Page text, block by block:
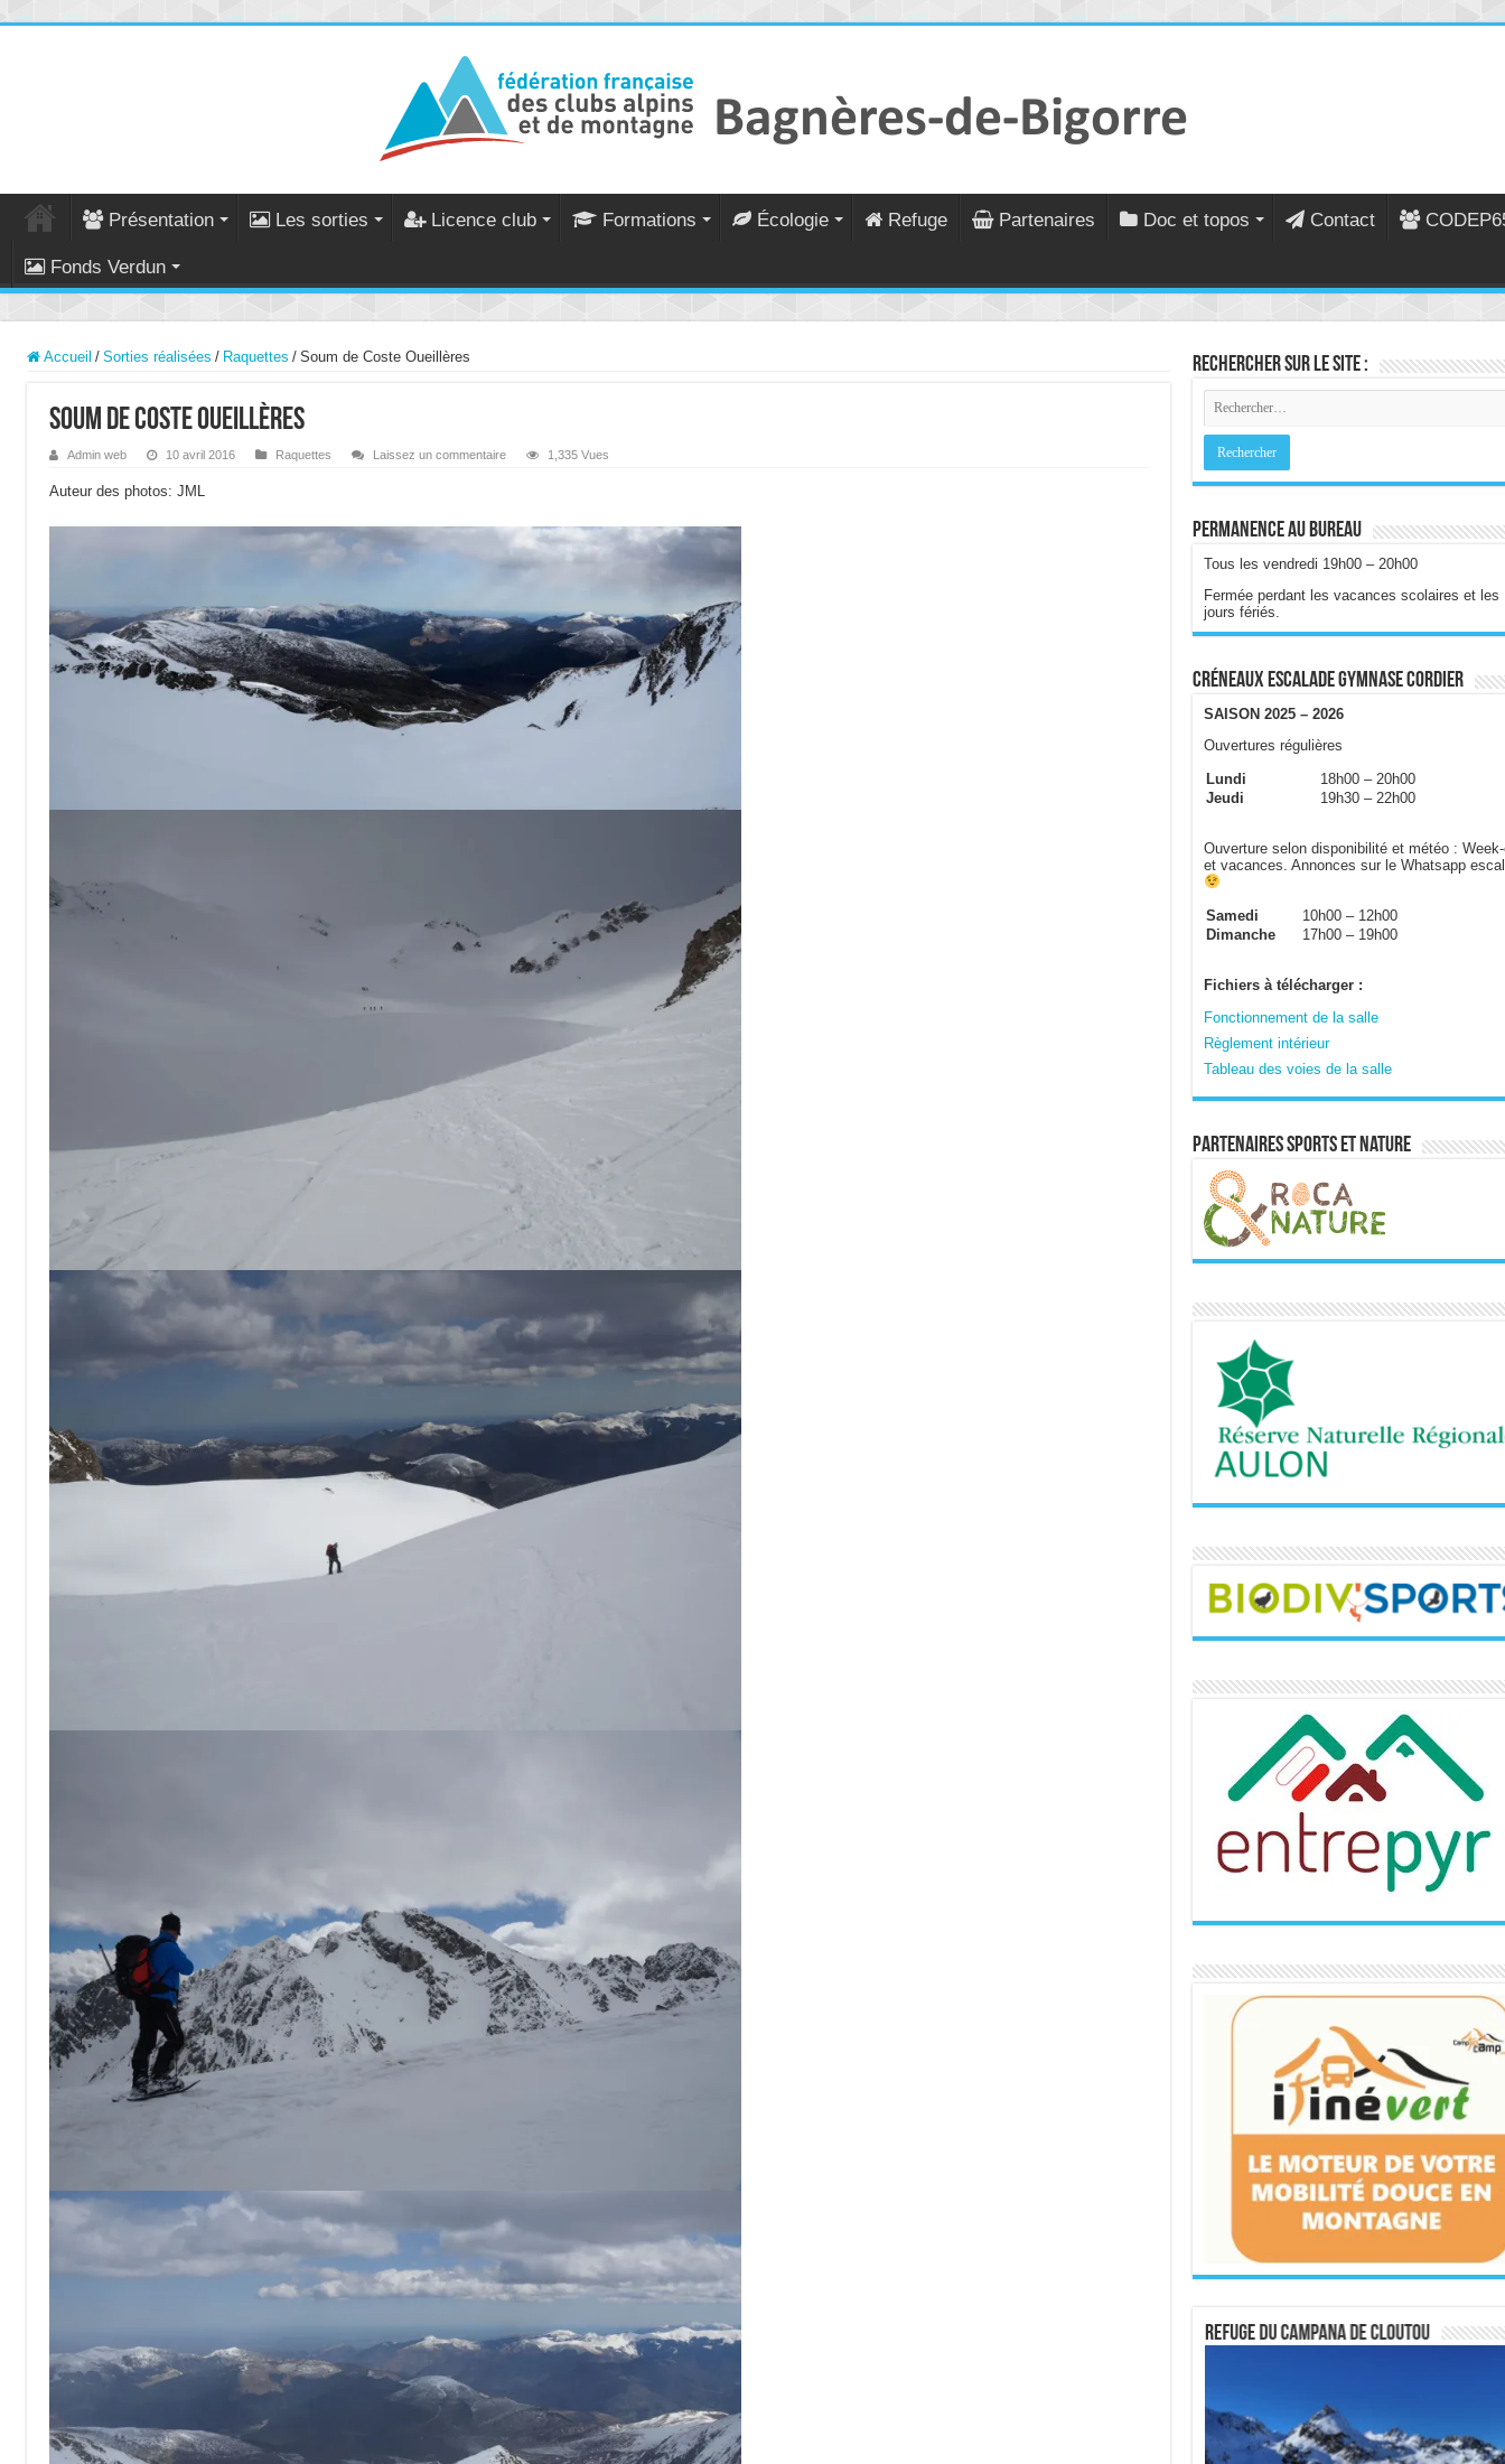
Présentation Les sorties Licence club Formations Écologie Refuge Partenaires Doc et topos Contact
Fonds Verdun
Accueil / Sorties réalisées / Raquettes / Soum de Coste Oueillères
Soum de Coste Oueillères
Admin web 10 avril 2016 Raquettes Laissez un commentaire 1,335 Vues
Auteur des photos: JML
Rechercher sur le site :
Permanence au bureau
Tous les vendredi 19h00 – 20h00
Fermée perdant les vacances scolaires et les
jours fériés.
Créneaux escalade gymnase Cordier
SAISON 2025 – 2026
Ouvertures régulières
Lundi
18h00 – 20h00
Jeudi
19h30 – 22h00
Ouverture selon disponibilité et météo :
et vacances. Annonces sur le Whatsapp
Samedi
10h00 – 12h00
Dimanche
17h00 – 19h00
Fichiers à télécharger :
Fonctionnement de la salle
Règlement intérieur
Tableau des voies de la salle
Partenaires sports et nature